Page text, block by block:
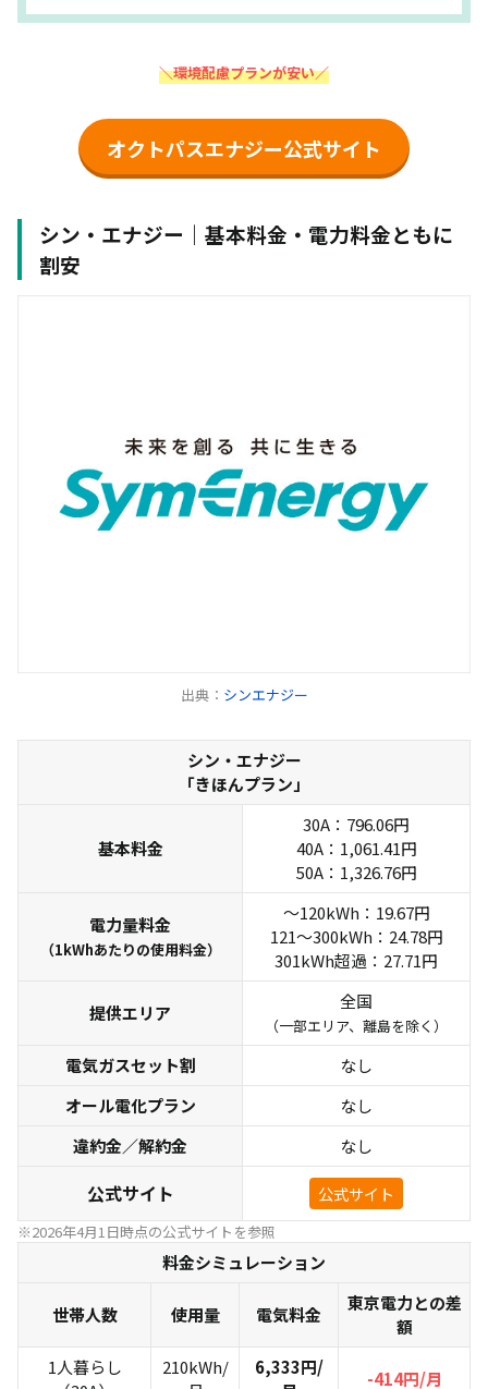
＼環境配慮プランが安い／
オクトパスエナジー公式サイト
シン・エナジー｜基本料金・電力料金ともに
割安
出典： シンエナジー
シン・エナジー
「きほんプラン」
基本料金
30A：796.06円
40A：1,061.41円
50A：1,326.76円
電力量料金
（1kWhあたりの使用料金）
～120kWh：19.67円
121～300kWh：24.78円
301kWh超過：27.71円
提供エリア
全国
（一部エリア、離島を除く）
電気ガスセット割
なし
オール電化プラン
なし
違約金／解約金
なし
公式サイト 公式サイト
※2026年4月1日時点の公式サイトを参照
料金シミュレーション
世帯人数 使用量 電気料金
東京電力との差
額
1人暮らし
210kWh/
6,333円/
-414円/月